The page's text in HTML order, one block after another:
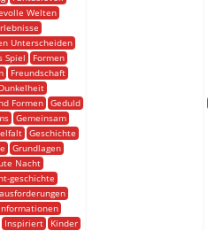
Welten
Unterscheiden
Spiel
Formen
Freundschaft
Formen
Geduld
Gemeinsam
Geschichte
Grundlagen
Nacht
geschichte
Informationen
Inspiriert
Kinder